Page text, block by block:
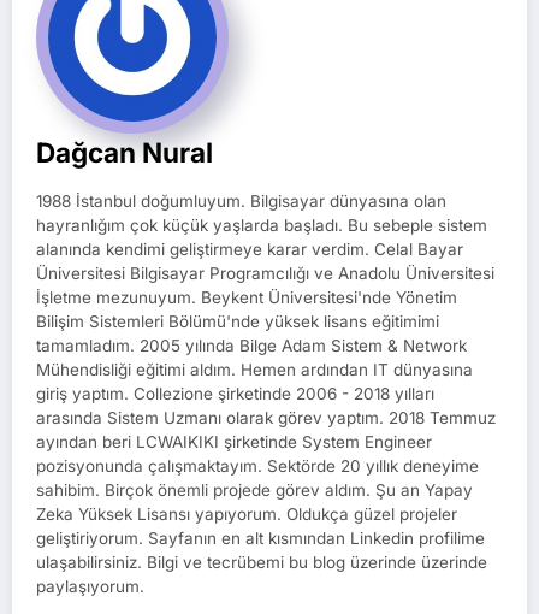
Dağcan Nural
1988 İstanbul doğumluyum. Bilgisayar dünyasına olan
hayranlığım çok küçük yaşlarda başladı. Bu sebeple sistem
alanında kendimi geliştirmeye karar verdim. Celal Bayar
Üniversitesi Bilgisayar Programcılığı ve Anadolu Üniversitesi
İşletme mezunuyum. Beykent Üniversitesi'nde Yönetim
Bilişim Sistemleri Bölümü'nde yüksek lisans eğitimimi
tamamladım. 2005 yılında Bilge Adam Sistem & Network
Mühendisliği eğitimi aldım. Hemen ardından IT dünyasına
giriş yaptım. Collezione şirketinde 2006 - 2018 yılları
arasında Sistem Uzmanı olarak görev yaptım. 2018 Temmuz
ayından beri LCWAIKIKI şirketinde System Engineer
pozisyonunda çalışmaktayım. Sektörde 20 yıllık deneyime
sahibim. Birçok önemli projede görev aldım. Şu an Yapay
Zeka Yüksek Lisansı yapıyorum. Oldukça güzel projeler
geliştiriyorum. Sayfanın en alt kısmından Linkedin profilime
ulaşabilirsiniz. Bilgi ve tecrübemi bu blog üzerinde üzerinde
paylaşıyorum.